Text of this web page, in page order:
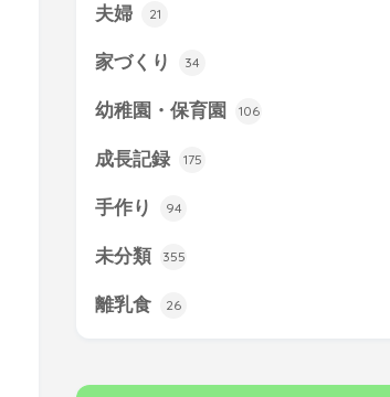
夫婦 21
家づくり 34
幼稚園・保育園 106
成長記録 175
手作り 94
未分類 355
離乳食 26